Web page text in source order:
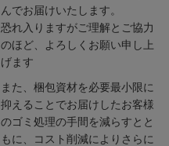
んでお届けいたします。
恐れ入りますがご理解とご協力
のほど、よろしくお願い申し上
げます
また、梱包資材を必要最小限に
抑えることでお届けしたお客様
のゴミ処理の手間を減らすとと
もに、コスト削減によりさらに